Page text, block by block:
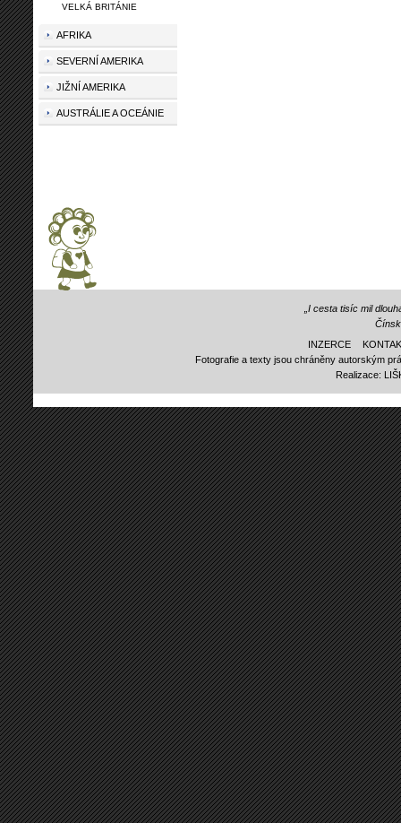
VELKÁ BRITÁNIE
AFRIKA
SEVERNÍ AMERIKA
JIŽNÍ AMERIKA
AUSTRÁLIE A OCEÁNIE
„I cesta tisíc mil
INZERCE
Fotografie a texty jsou chráněny autorským
Realizace: